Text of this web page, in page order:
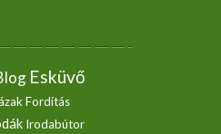
Esküvő
Fordítás
Irodabútor